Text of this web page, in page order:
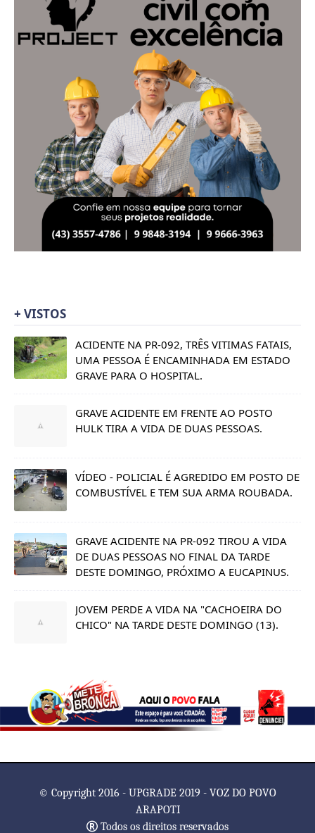
+ VISTOS
ACIDENTE NA PR-092, TRÊS VITIMAS FATAIS,
UMA PESSOA É ENCAMINHADA EM ESTADO
GRAVE PARA O HOSPITAL.
GRAVE ACIDENTE EM FRENTE AO POSTO
HULK TIRA A VIDA DE DUAS PESSOAS.
VÍDEO - POLICIAL É AGREDIDO EM POSTO DE
COMBUSTÍVEL E TEM SUA ARMA ROUBADA.
GRAVE ACIDENTE NA PR-092 TIROU A VIDA
DE DUAS PESSOAS NO FINAL DA TARDE
DESTE DOMINGO, PRÓXIMO A EUCAPINUS.
JOVEM PERDE A VIDA NA "CACHOEIRA DO
CHICO" NA TARDE DESTE DOMINGO (13).
© Copyright 2016 - UPGRADE 2019 - VOZ DO POVO
ARAPOTI
Todos os direitos reservados